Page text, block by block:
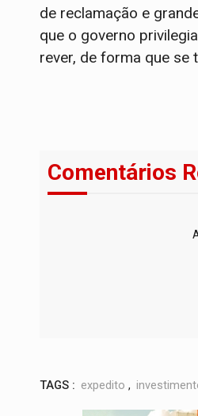
de reclamação e
que o governo
rever, de forma que se
Comentários
TAGS : expedito ,